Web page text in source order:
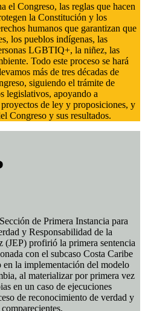
el Congreso, las reglas que hacen
la Constitución y los
humanos que garantizan que
los pueblos indígenas, las
LGBTIQ+, la niñez, las
Todo este proceso se hará
más de tres décadas de
siguiendo el trámite de
legislativos, apoyando a
de ley y proposiciones, y
Congreso y sus resultados.
de Primera Instancia para
y Responsabilidad de la
(JEP) profirió la primera sentencia
con el subcaso Costa Caribe
la implementación del modelo
al materializar por primera vez
en un caso de ejecuciones
de reconocimiento de verdad y